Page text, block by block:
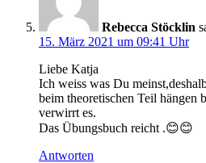
Rebecca Stöcklin
15. März 2021 um 09:41 Uhr
Liebe Katja
Ich weiss was Du
beim theoretischen Teil hängen
verwirrt es.
Das Übungsbuch reicht .😊😊
Antworten